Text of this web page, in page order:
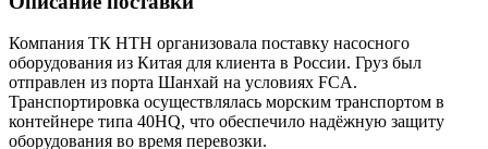
Компания ТК НТН организовала поставку насосного
оборудования из Китая для клиента в России. Груз был
отправлен из порта Шанхай на условиях FCA.
Транспортировка осуществлялась морским транспортом в
контейнере типа 40HQ, что обеспечило надёжную защиту
оборудования во время перевозки.